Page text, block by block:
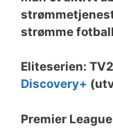
strømme
Eliteserien:
Discovery+
Premier